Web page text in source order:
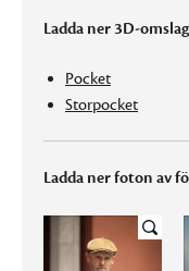
Ladda ner 3D-omslag
Pocket
Storpocket
Ladda ner foton av